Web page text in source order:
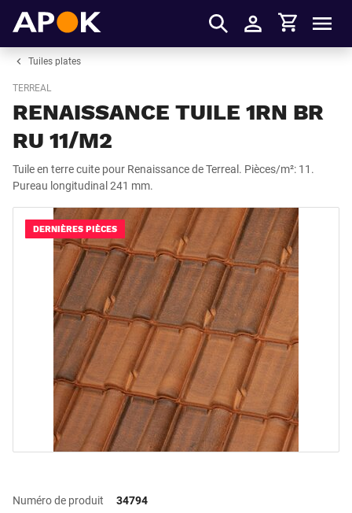
S'identifier
Panier
Tuiles plates
TERREAL
RENAISSANCE TUILE 1RN BR
RU 11/M2
Tuile en terre cuite pour Renaissance de Terreal. Pièces/m²: 11.
Pureau longitudinal 241 mm.
DERNIÈRES PIÈCES
Numéro de produit
34794